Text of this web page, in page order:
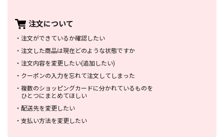
注文について
・ 注文ができているか確認したい
・ 注文した商品は現在どのような状態ですか
・ 注文内容を変更したい(追加したい)
・ クーポンの入力を忘れて注文してしまった
・ 複数のショッピングカードに分かれているものを
ひとつにまとめてほしい
・ 配送先を変更したい
・ 支払い方法を変更したい